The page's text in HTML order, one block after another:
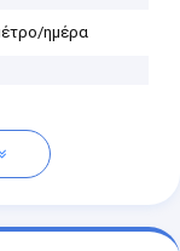
ημέρα